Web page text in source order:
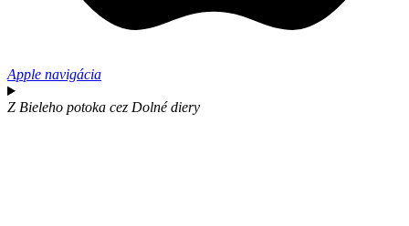
Apple navigácia
Z Bieleho potoka cez Dolné diery